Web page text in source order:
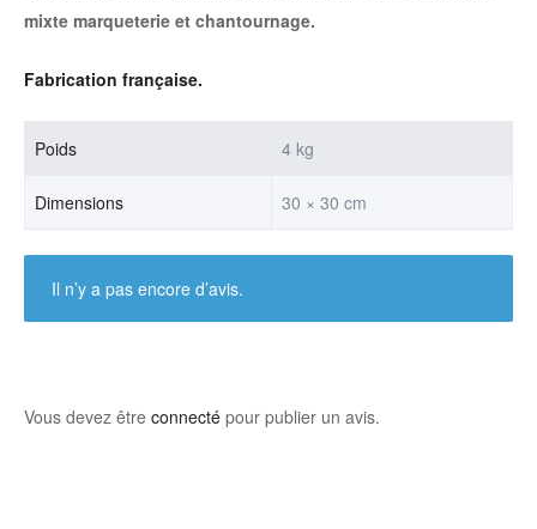
mixte marqueterie et chantournage.
Fabrication française.
Poids 4 kg
Dimensions 30 × 30 cm
Il n’y a pas encore d’avis.
Vous devez être connecté pour publier un avis.